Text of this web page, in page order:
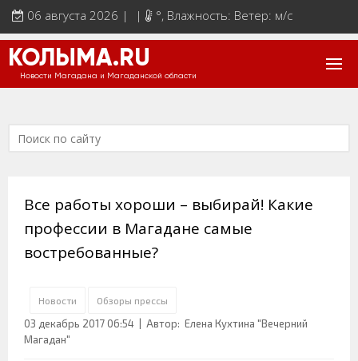
06 августа 2026 | | °, Влажность: Ветер: м/с
КОЛЫМА.RU
Новости Магадана и Магаданской области
Все работы хороши – выбирай! Какие
профессии в Магадане самые
востребованные?
Новости Обзоры прессы
03 декабрь 2017 06:54
| Автор: Елена Кухтина "Вечерний
Магадан"